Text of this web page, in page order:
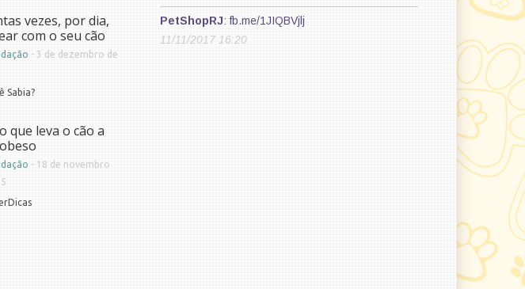
vezes, por dia,
com o seu cão
- 3 de dezembro de
Sabia?
que leva o cão a
- 18 de novembro
PetShopRJ:fb.me/1JIQBVjlj
11/11/2017 16:20